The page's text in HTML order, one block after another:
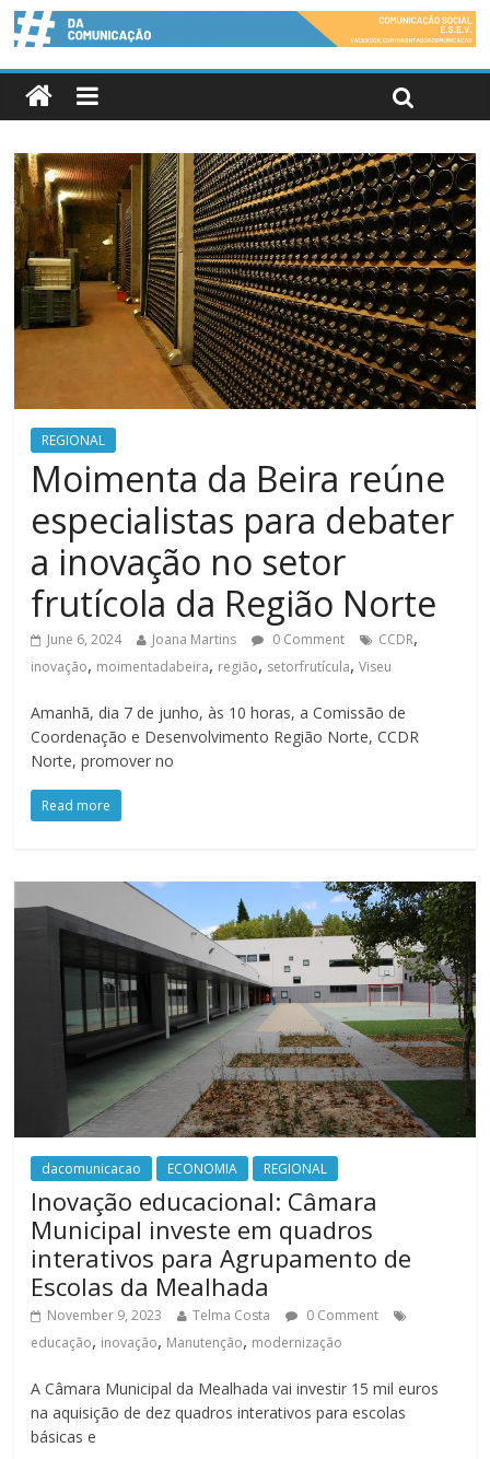
REGIONAL
Moimenta da Beira reúne
especialistas para debater
a inovação no setor
frutícola da Região Norte
June 6, 2024 Joana Martins 0 Comment CCDR,
inovação, moimentadabeira, região, setorfrutícula,Viseu
Amanhã, dia 7 de junho, às 10 horas, a Comissão de
Coordenação e Desenvolvimento Região Norte, CCDR
Norte, promover no
Read more
dacomunicacao ECONOMIA REGIONAL
Inovação educacional: Câmara
Municipal investe em quadros
interativos para Agrupamento de
Escolas da Mealhada
November 9, 2023 Telma Costa
0 Comment
educação, inovação, Manutenção, modernização
A Câmara Municipal da Mealhada vai investir 15 mil euros
na aquisição de dez quadros interativos para escolas
básicas e